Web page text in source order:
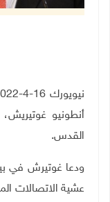
أنطونيو
القدس.
ودعا غوتيرش في
عشية الاتصالات